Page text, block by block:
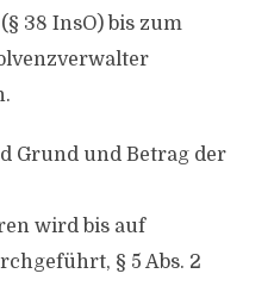
38 InsO) bis zum
Grund und Betrag der
wird bis auf
§ 5 Abs. 2